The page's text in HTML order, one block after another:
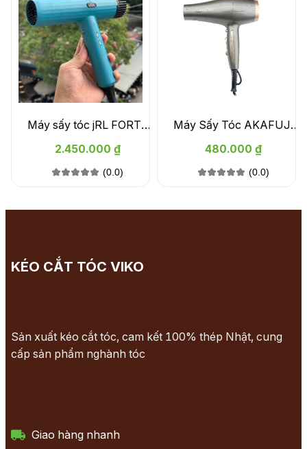
Máy sấy tóc jRL FORTE
PRO FP 2020H màu xanh
2.450.000 ₫
(0.0)
Máy Sấy Tóc AKAFUJI
AK 8955 - 2300W, 2 chế
gió 3 chế độ nhiệt
480.000 ₫
(0.0)
KÉO CẮT TÓC VIKO
Sản xuất kéo cắt tóc, cam kết 100% thép Nhật, cung
cấp sản phẩm nghành tóc
Giao hàng nhanh